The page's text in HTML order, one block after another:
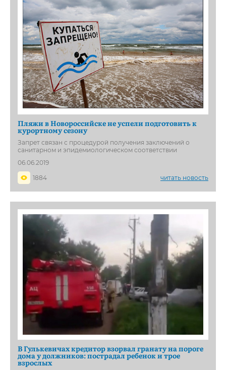
Пляжи в Новороссийске не успели подготовить к
курортному сезону
Запрет связан с процедурой получения заключений о
санитарном и эпидемиологическом соответствии
06.06.2019
1884
читать новость
В Гулькевичах кредитор взорвал гранату на пороге
дома у должников: пострадал ребенок и трое
взрослых